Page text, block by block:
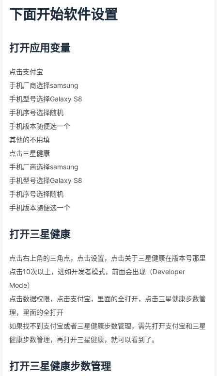
下面开始软件设置
打开应用变量
点击支付宝
手机厂商选择samsung
手机型号选择Galaxy S8
手机序号选择随机
手机版本随便选一个
其他的不用填
点击三星健康
手机厂商选择samsung
手机型号选择Galaxy S8
手机序号选择随机
手机版本随便选一个
打开三星健康
点击右上角的三角点，点击设置，点击关于三星健康在版本号那里
点击10次以上，进如开发者模式，前面会出现（Developer
Mode）
点击数据权限，点击支付宝，里面的全打开，点击三星健康步数管
理，里面的全打开
如果找不到支付宝或者三星健康步数管理，需先打开支付宝和三星
健康步数管理，再打开三星健康，就可以看到了。
打开三星健康步数管理